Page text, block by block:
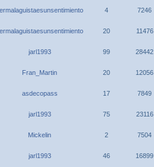
4 7246
20 11476
jarl1993 99 28442
Fran_Martin 20 12056
asdecopass 17 7849
jarl1993 75 23116
Mickelin 2 7504
jarl1993 46 16899